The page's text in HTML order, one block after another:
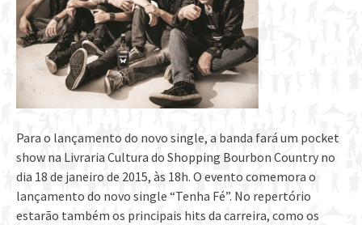
Para o lançamento do novo single, a banda fará um pocket
show na Livraria Cultura do Shopping Bourbon Country no
dia 18 de janeiro de 2015, às 18h. O evento comemora o
lançamento do novo single “Tenha Fé”. No repertório
estarão também os principais hits da carreira, como os